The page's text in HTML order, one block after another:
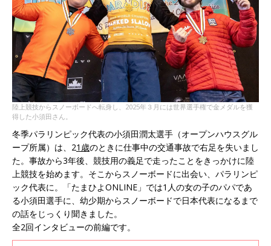
陸上競技からスノーボードへ転身し、2025年３月には世界選手権で金メダルを獲
得した小須田さん。
冬季パラリンピック代表の小須田潤太選手（オープンハウスグル
ープ所属）は、21歳のときに仕事中の交通事故で右足を失いまし
た。事故から3年後、競技用の義足で走ったことをきっかけに陸
上競技を始めます。そこからスノーボードに出会い、パラリンピ
ック代表に。「たまひよONLINE」では1人の女の子のパパであ
る小須田選手に、幼少期からスノーボードで日本代表になるまで
の話をじっくり聞きました。
全2回インタビューの前編です。